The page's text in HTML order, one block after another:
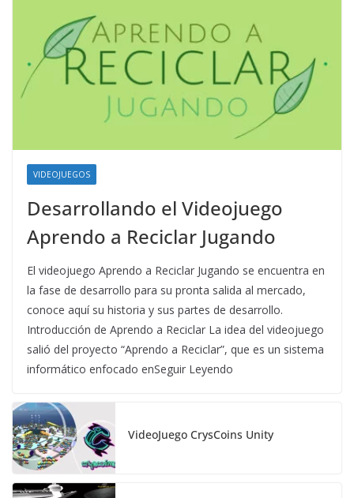
VIDEOJUEGOS
Desarrollando el Videojuego
Aprendo a Reciclar Jugando
El videojuego Aprendo a Reciclar Jugando se encuentra en
la fase de desarrollo para su pronta salida al mercado,
conoce aquí su historia y sus partes de desarrollo.
Introducción de Aprendo a Reciclar La idea del videojuego
salió del proyecto “Aprendo a Reciclar”, que es un sistema
informático enfocado enSeguir Leyendo
VideoJuego CrysCoins Unity